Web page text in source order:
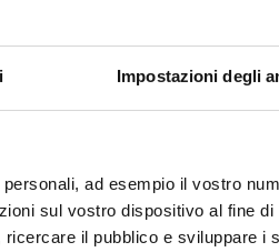
Impostazioni degli
ad esempio il vostro
sul vostro dispositivo al fine
il pubblico e sviluppare i